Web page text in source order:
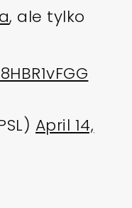
, ale tylko
April 14,